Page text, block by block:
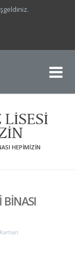
HEPİMİZİN
BİNASI